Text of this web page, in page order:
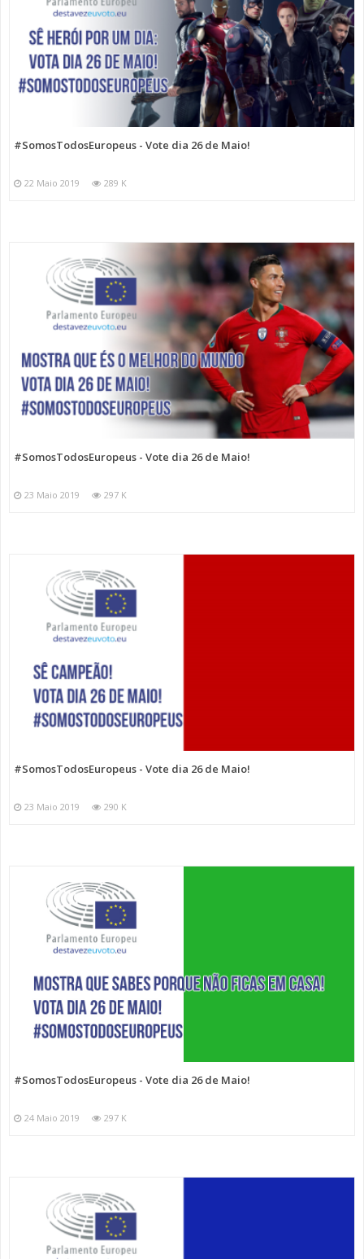
#SomosTodosEuropeus - Vote dia 26 de Maio!
22 Maio 2019 289 K
#SomosTodosEuropeus - Vote dia 26 de Maio!
23 Maio 2019 297 K
#SomosTodosEuropeus - Vote dia 26 de Maio!
23 Maio 2019 290 K
#SomosTodosEuropeus - Vote dia 26 de Maio!
24 Maio 2019 297 K